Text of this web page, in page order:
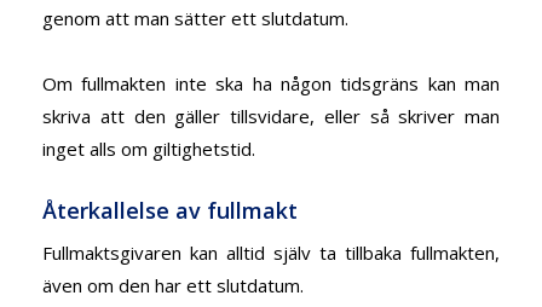
genom att man sätter ett slutdatum.
Om fullmakten inte ska ha någon tidsgräns kan man
skriva att den gäller tillsvidare, eller så skriver man
inget alls om giltighetstid.
Återkallelse av fullmakt
Fullmaktsgivaren kan alltid själv ta tillbaka fullmakten,
även om den har ett slutdatum.